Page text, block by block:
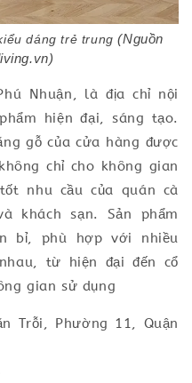
dáng trẻ trung (Nguồn
Nhuận, là địa chỉ nội
hiện đại, sáng tạo.
gỗ của cửa hàng được
chỉ cho không gian
nhu cầu của quán cà
khách sạn. Sản phẩm
bỉ, phù hợp với nhiều
từ hiện đại đến cổ
gian sử dụng
Trỗi, Phường 11, Quận